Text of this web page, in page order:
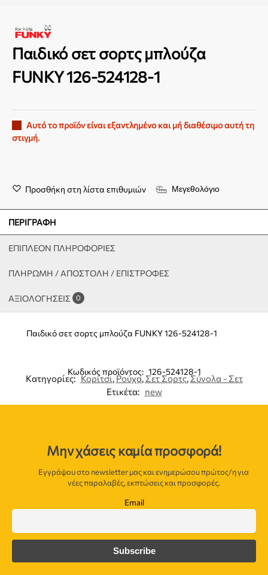
Παιδικό σετ σορτς μπλούζα
FUNKY 126-524128-1
Αυτό το προϊόν είναι εξαντλημένο και μή διαθέσιμο αυτή τη
στιγμή.
Προσθήκη στη λίστα επιθυμιών Μεγεθολόγιο
ΠΕΡΙΓΡΑΦΉ
ΕΠΙΠΛΈΟΝ ΠΛΗΡΟΦΟΡΊΕΣ
ΠΛΗΡΩΜΗ / ΑΠΟΣΤΟΛΗ / ΕΠΙΣΤΡΟΦΕΣ
ΑΞΙΟΛΟΓΉΣΕΙΣ 0
Παιδικό σετ σορτς μπλούζα FUNKY 126-524128-1
Κωδικός προϊόντος: 126-524128-1
Κατηγορίες: Κορίτσι,Ρούχα, Σετ Σορτς,Σύνολα - Σετ
Ετικέτα: new
Μην χάσεις καμία προσφορά!
Εγγράψου στο newsletter μας και ενημερώσου πρώτος/η για
νέες παραλαβές, εκπτώσεις και προσφορές.
Email